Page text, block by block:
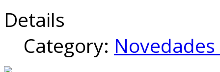
Details
Category: